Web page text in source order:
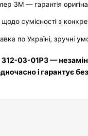
3M — гарантія
щодо сумісності з
по Україні, зручні
03-01P3 —
і гарантує